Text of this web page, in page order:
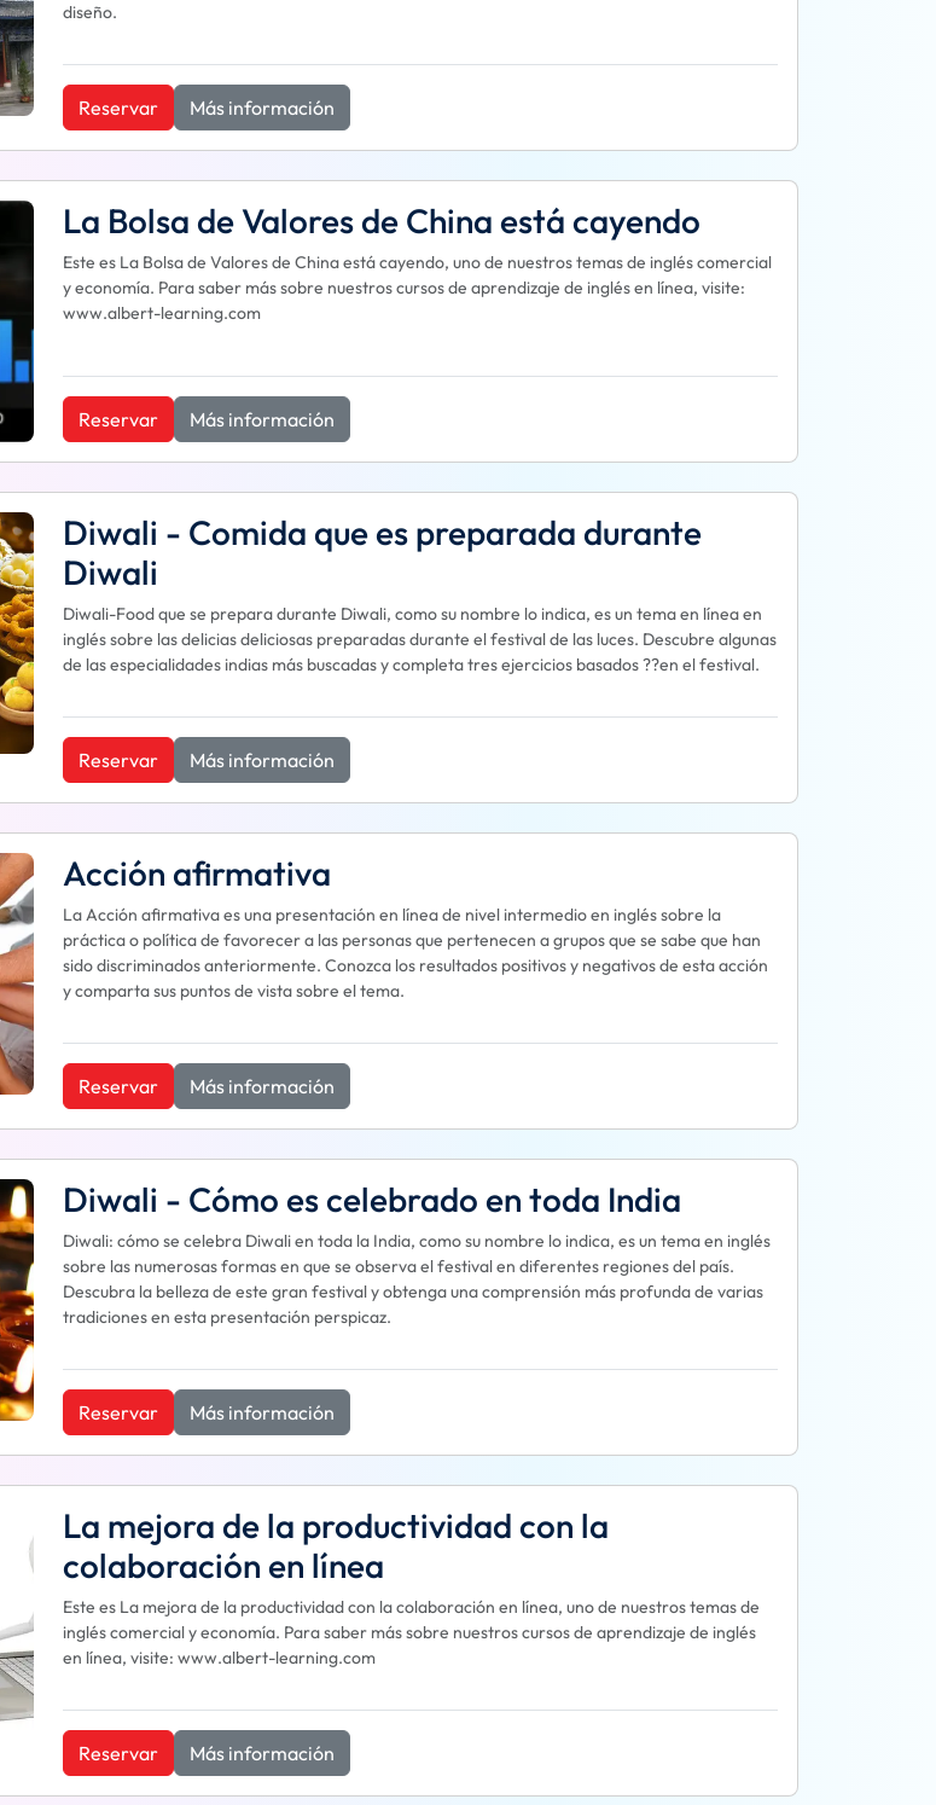
diseño.
Reservar Más información
La Bolsa de Valores de China está cayendo
Este es La Bolsa de Valores de China está cayendo, uno de nuestros temas de inglés comercial
y economía. Para saber más sobre nuestros cursos de aprendizaje de inglés en línea, visite:
www.albert-learning.com
Reservar Más información
Diwali - Comida que es preparada durante
Diwali
Diwali-Food que se prepara durante Diwali, como su nombre lo indica, es un tema en línea en
inglés sobre las delicias deliciosas preparadas durante el festival de las luces. Descubre algunas
de las especialidades indias más buscadas y completa tres ejercicios basados ??en el festival.
Reservar Más información
Acción afirmativa
La Acción afirmativa es una presentación en línea de nivel intermedio en inglés sobre la
práctica o política de favorecer a las personas que pertenecen a grupos que se sabe que han
sido discriminados anteriormente. Conozca los resultados positivos y negativos de esta acción
y comparta sus puntos de vista sobre el tema.
Reservar Más información
Diwali - Cómo es celebrado en toda India
Diwali: cómo se celebra Diwali en toda la India, como su nombre lo indica, es un tema en inglés
sobre las numerosas formas en que se observa el festival en diferentes regiones del país.
Descubra la belleza de este gran festival y obtenga una comprensión más profunda de varias
tradiciones en esta presentación perspicaz.
Reservar Más información
La mejora de la productividad con la
colaboración en línea
Este es La mejora de la productividad con la colaboración en línea, uno de nuestros temas de
inglés comercial y economía. Para saber más sobre nuestros cursos de aprendizaje de inglés
en línea, visite: www.albert-learning.com
Reservar Más información